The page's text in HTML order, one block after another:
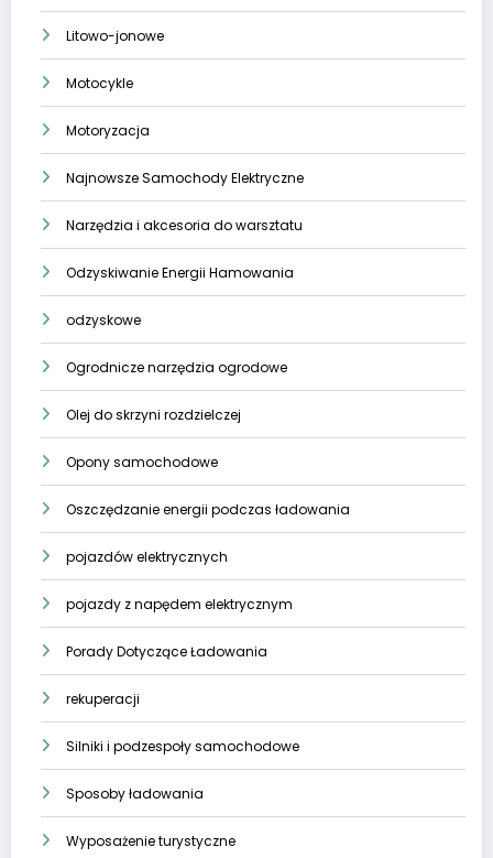
Litowo-jonowe
Motocykle
Motoryzacja
Najnowsze Samochody Elektryczne
Narzędzia i akcesoria do warsztatu
Odzyskiwanie Energii Hamowania
odzyskowe
Ogrodnicze narzędzia ogrodowe
Olej do skrzyni rozdzielczej
Opony samochodowe
Oszczędzanie energii podczas ładowania
pojazdów elektrycznych
pojazdy z napędem elektrycznym
Porady Dotyczące Ładowania
rekuperacji
Silniki i podzespoły samochodowe
Sposoby ładowania
Wyposażenie turystyczne